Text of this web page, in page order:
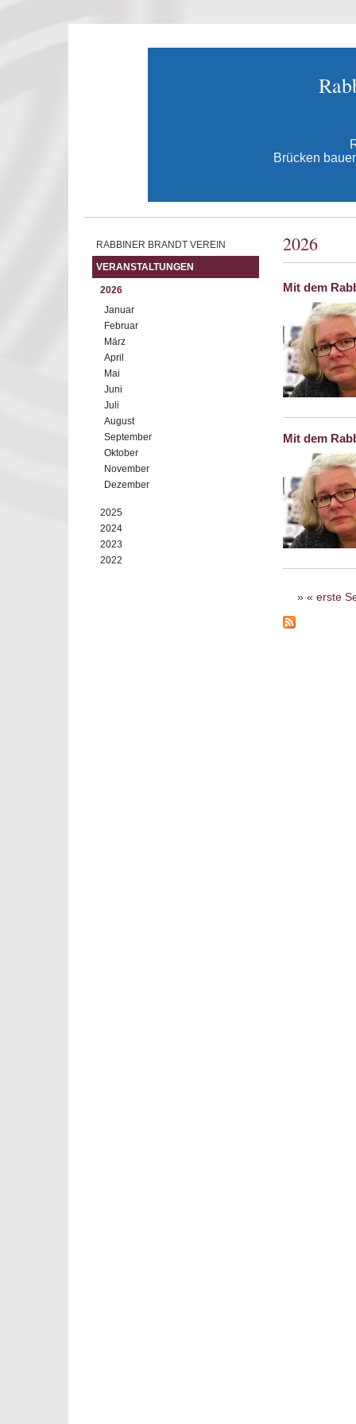
Brücken
RABBINER BRANDT VEREIN
VERANSTALTUNGEN
2026
Januar
Februar
März
April
Mai
Juni
Juli
August
September
Oktober
November
Dezember
2025
2024
2023
2022
2026
Mit dem
Mit dem
Seiten
« erste